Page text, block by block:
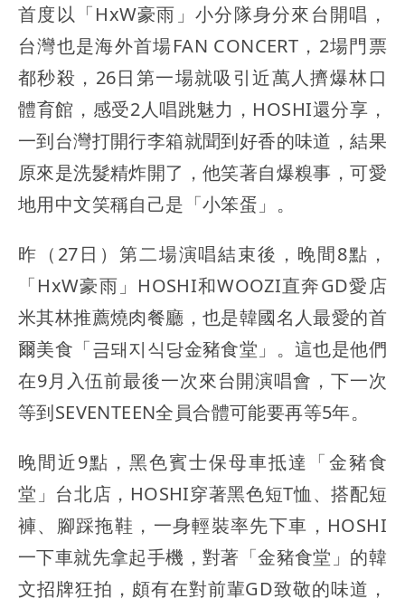
首度以「HxW豪雨」小分隊身分來台開唱，
台灣也是海外首場FAN CONCERT，2場門票
都秒殺，26日第一場就吸引近萬人擠爆林口
體育館，感受2人唱跳魅力，HOSHI還分享，
一到台灣打開行李箱就聞到好香的味道，結果
原來是洗髮精炸開了，他笑著自爆糗事，可愛
地用中文笑稱自己是「小笨蛋」。
昨（27日）第二場演唱結束後，晚間8點，
「HxW豪雨」HOSHI和WOOZI直奔GD愛店
米其林推薦燒肉餐廳，也是韓國名人最愛的首
爾美食「금돼지식당金豬食堂」。這也是他們
在9月入伍前最後一次來台開演唱會，下一次
等到SEVENTEEN全員合體可能要再等5年。
晚間近9點，黑色賓士保母車抵達「金豬食
堂」台北店，HOSHI穿著黑色短T恤、搭配短
褲、腳踩拖鞋，一身輕裝率先下車，HOSHI
一下車就先拿起手機，對著「金豬食堂」的韓
文招牌狂拍，頗有在對前輩GD致敬的味道，